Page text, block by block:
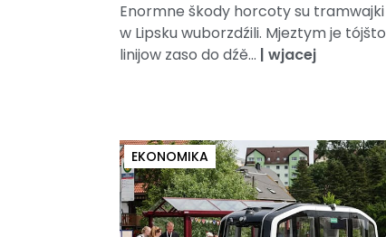
Enormne škody horcoty su tramwajki
w Lipsku wuborzdźili. Mjeztym je tójšto
linijow zaso do dźě... | wjacej
EKONOMIKA